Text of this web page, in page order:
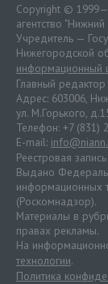
Copyright ©
агентство
Учредитель —
Нижегородской
информационный
Главный
Адрес: 603006,
ул. М.Горького,
Телефон: +7 (831)
E-mail:
Реестровая
Выдано
информационных
(Роскомнадзор).
Материалы в
правах рекламы.
На
технологии.
Политика